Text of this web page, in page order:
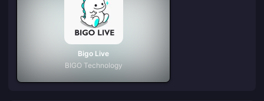
Bigo Live
BIGO Technology